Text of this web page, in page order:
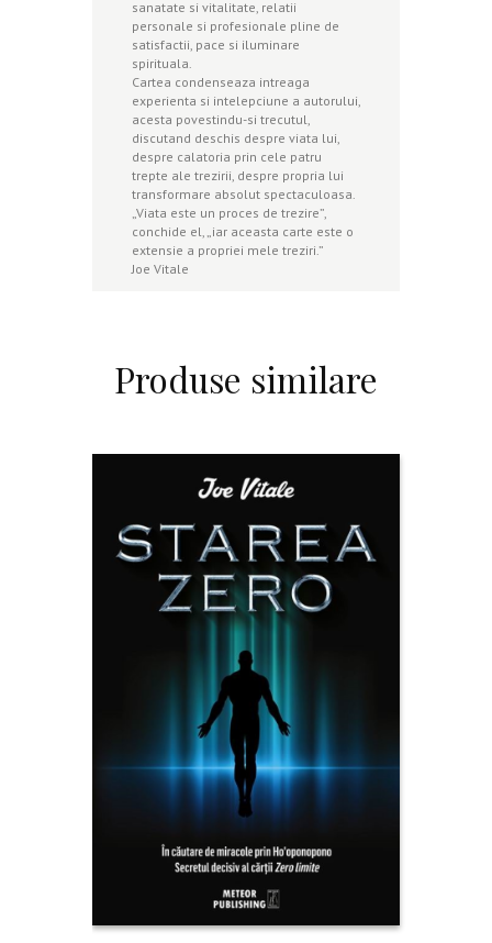
sanatate si vitalitate, relatii
personale si profesionale pline de
satisfactii, pace si iluminare
spirituala.
Cartea condenseaza intreaga
experienta si intelepciune a autorului,
acesta povestindu-si trecutul,
discutand deschis despre viata lui,
despre calatoria prin cele patru
trepte ale trezirii, despre propria lui
transformare absolut spectaculoasa.
„Viata este un proces de trezire”,
conchide el, „iar aceasta carte este o
extensie a propriei mele treziri.”
Joe Vitale
Produse similare